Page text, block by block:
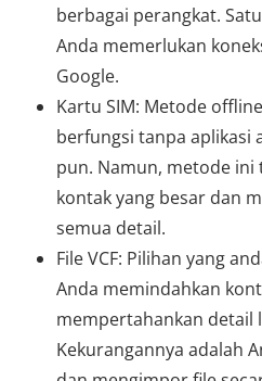
berbagai perangkat.
Anda memerlukan
Google.
Kartu SIM: Metode
berfungsi tanpa aplikasi
pun. Namun, metode
kontak yang besar dan
semua detail.
File VCF: Pilihan yang
Anda memindahkan
mempertahankan detail
Kekurangannya adalah